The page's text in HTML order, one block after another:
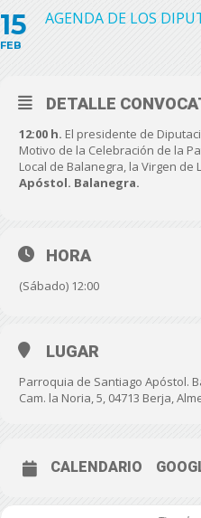
15
FEB
AGENDA DE LOS
DETALLE
12:00 h. El presidente de
Motivo de la Celebración de la
Local de Balanegra, la Virgen de
Apóstol. Balanegra.
HORA
(Sábado) 12:00
LUGAR
Parroquia de Santiago Apóstol.
Cam. la Noria, 5, 04713 Berja,
CALENDARIO